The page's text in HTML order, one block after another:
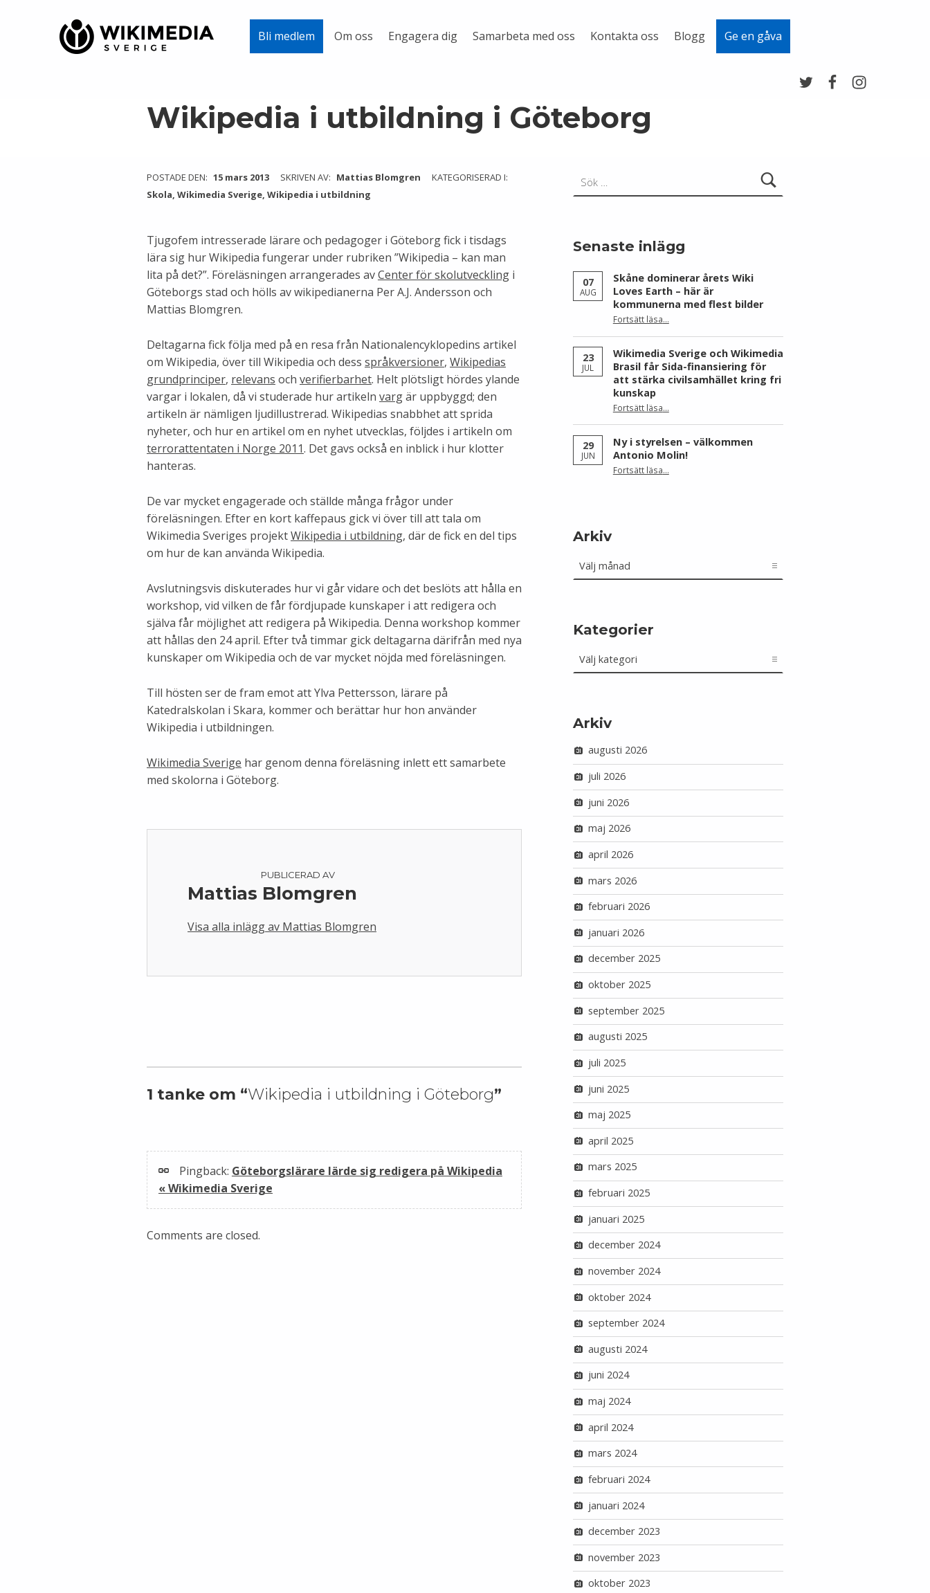
Bli medlem Om oss Engagera dig Samarbeta med oss Kontakta oss Blogg Ge en gåva
Wikipedia i utbildning i Göteborg
POSTADE DEN: 15 mars 2013 SKRIVEN AV: Mattias Blomgren
KATEGORISERAD I:
Skola, Wikimedia Sverige, Wikipedia i utbildning
Tjugofem intresserade lärare och pedagoger i Göteborg fick i tisdags
lära sig hur Wikipedia fungerar under rubriken ”Wikipedia – kan man
lita på det?”. Föreläsningen arrangerades avCenter för skolutveckling i
Göteborgs stad och hölls av wikipedianerna Per A.J. Andersson och
Mattias Blomgren.
Deltagarna fick följa med på en resa från Nationalencyklopedins artikel
om Wikipedia, över till Wikipedia och dess språkversioner, Wikipedias
grundprinciper, relevans och verifierbarhet. Helt plötsligt hördes ylande
vargar i lokalen, då vi studerade hur artikeln vargär uppbyggd; den
artikeln är nämligen ljudillustrerad. Wikipedias snabbhet att sprida
nyheter, och hur en artikel om en nyhet utvecklas, följdes i artikeln om
terrorattentaten i Norge 2011. Det gavs också en inblick i hur klotter
hanteras.
De var mycket engagerade och ställde många frågor under
föreläsningen. Efter en kort kaffepaus gick vi över till att tala om
Wikimedia Sveriges projektWikipedia i utbildning, där de fick en del tips
om hur de kan använda Wikipedia.
Avslutningsvis diskuterades hur vi går vidare och det beslöts att hålla en
workshop, vid vilken de får fördjupade kunskaper i att redigera och
själva får möjlighet att redigera på Wikipedia. Denna workshop kommer
att hållas den 24 april. Efter två timmar gick deltagarna därifrån med nya
kunskaper om Wikipedia och de var mycket nöjda med föreläsningen.
Till hösten ser de fram emot att Ylva Pettersson, lärare på
Katedralskolan i Skara, kommer och berättar hur hon använder
Wikipedia i utbildningen.
Wikimedia Sverige har genom denna föreläsning inlett ett samarbete
med skolorna i Göteborg.
PUBLICERAD AV
Mattias Blomgren
Visa alla inlägg av Mattias Blomgren
Skip back to main navigation
1 tanke om “Wikipedia i utbildning i Göteborg”
Pingback: Göteborgslärare lärde sig redigera på Wikipedia
« Wikimedia Sverige
Comments are closed.
Senaste inlägg
07
AUG
Skåne dominerar årets Wiki
Loves Earth – här är
kommunerna med flest bilder
Fortsätt läsa“Skåne dominerar årets Wiki Loves Earth – här är kommunerna med flest bilder”
…
23
JUL
Wikimedia Sverige och Wikimedia
Brasil får Sida-finansiering för
att stärka civilsamhället kring fri
kunskap
Fortsätt läsa“Wikimedia Sverige och Wikimedia Brasil får Sida-finansiering för att stärka civilsamhället kring fri kunskap”
…
29
JUN
Ny i styrelsen – välkommen
Antonio Molin!
Fortsätt läsa“Ny i styrelsen – välkommen Antonio Molin!”
…
Arkiv
Kategorier
Arkiv
augusti 2026
juli 2026
juni 2026
maj 2026
april 2026
mars 2026
februari 2026
januari 2026
december 2025
oktober 2025
september 2025
augusti 2025
juli 2025
juni 2025
maj 2025
april 2025
mars 2025
februari 2025
januari 2025
december 2024
november 2024
oktober 2024
september 2024
augusti 2024
juni 2024
maj 2024
april 2024
mars 2024
februari 2024
januari 2024
december 2023
november 2023
oktober 2023